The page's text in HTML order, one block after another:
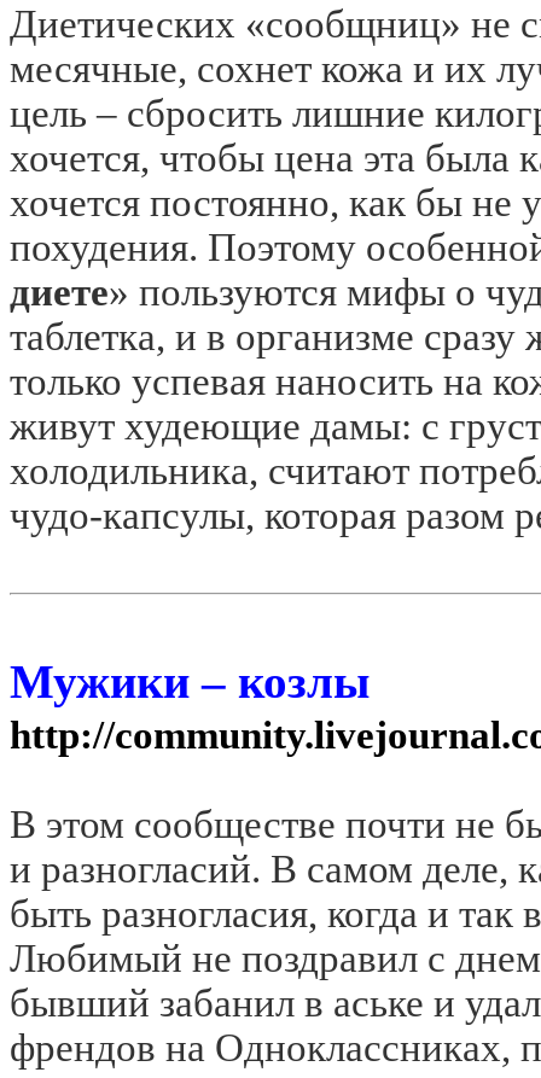
Диетических «сообщниц» не
месячные, сохнет кожа и их
цель – сбросить лишние
хочется, чтобы цена эта
хочется постоянно, как бы не
похудения. Поэтому
диете» пользуются мифы о
таблетка, и в организме
только успевая наносить на
живут худеющие дамы: с
холодильника, считают
чудо-капсулы, которая разом
Мужики – козлы
http://
В этом сообществе почти не
и разногласий. В самом деле,
быть разногласия, когда и так
Любимый не поздравил с
бывший забанил в аське и
френдов на Одноклассниках,